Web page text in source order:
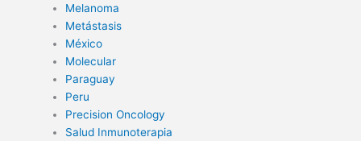
Melanoma
Metástasis
México
Molecular
Paraguay
Peru
Precision Oncology
Salud Inmunoterapia